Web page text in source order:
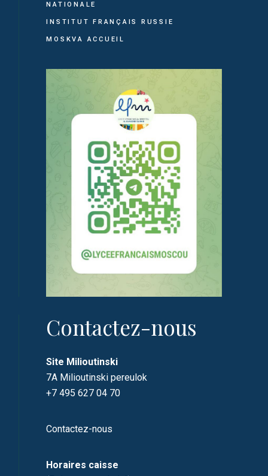
NATIONALE
INSTITUT FRANÇAIS RUSSIE
MOSKVA ACCUEIL
Contactez-nous
Site Milioutinski
7A Milioutinski pereulok
+7 495 627 04 70
Contactez-nous
Horaires caisse